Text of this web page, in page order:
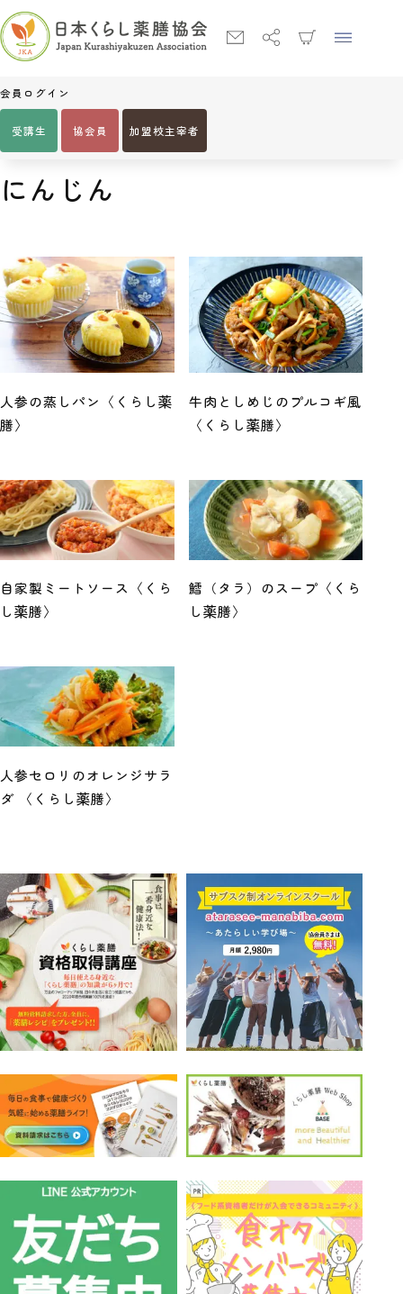
会員ログイン
受講生 協会員 加盟校主宰者
Home
にんじん
人参の蒸しパン〈くらし薬
膳〉
牛肉としめじのプルコギ風
〈くらし薬膳〉
自家製ミートソース〈くら
し薬膳〉
鱈（タラ）のスープ〈くら
し薬膳〉
人参セロリのオレンジサラ
ダ 〈くらし薬膳〉